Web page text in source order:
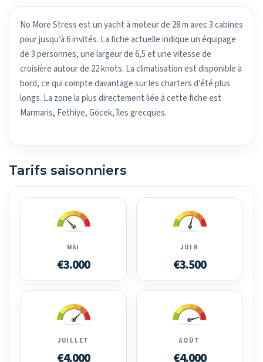
No More Stress est un yacht à moteur de 28 m avec 3 cabines
pour jusqu’à 6 invités. La fiche actuelle indique un équipage
de 3 personnes, une largeur de 6,5 et une vitesse de
croisière autour de 22 knots. La climatisation est disponible à
bord, ce qui compte davantage sur les charters d’été plus
longs. La zone la plus directement liée à cette fiche est
Marmaris, Fethiye, Göcek, îles grecques.
Tarifs saisonniers
MAI
€3.000
JUIN
€3.500
JUILLET
€4.000
AOÛT
€4.000